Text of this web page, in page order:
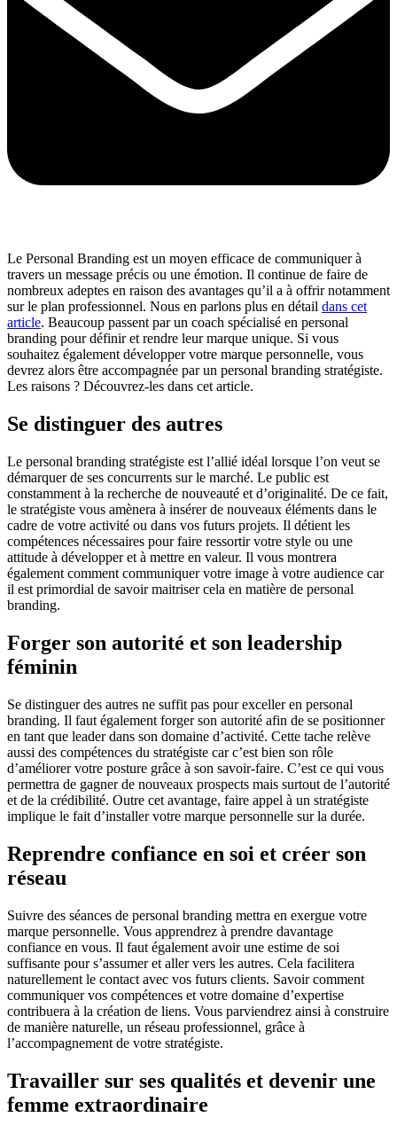
Le Personal Branding est un moyen efficace de communiquer à
travers un message précis ou une émotion. Il continue de faire de
nombreux adeptes en raison des avantages qu’il a à offrir notamment
sur le plan professionnel. Nous en parlons plus en détail dans cet
article. Beaucoup passent par un coach spécialisé en personal
branding pour définir et rendre leur marque unique. Si vous
souhaitez également développer votre marque personnelle, vous
devrez alors être accompagnée par un personal branding stratégiste.
Les raisons ? Découvrez-les dans cet article.
Se distinguer des autres
Le personal branding stratégiste est l’allié idéal lorsque l’on veut se
démarquer de ses concurrents sur le marché. Le public est
constamment à la recherche de nouveauté et d’originalité. De ce fait,
le stratégiste vous amènera à insérer de nouveaux éléments dans le
cadre de votre activité ou dans vos futurs projets. Il détient les
compétences nécessaires pour faire ressortir votre style ou une
attitude à développer et à mettre en valeur. Il vous montrera
également comment communiquer votre image à votre audience car
il est primordial de savoir maitriser cela en matière de personal
branding.
Forger son autorité et son leadership
féminin
Se distinguer des autres ne suffit pas pour exceller en personal
branding. Il faut également forger son autorité afin de se positionner
en tant que leader dans son domaine d’activité. Cette tache relève
aussi des compétences du stratégiste car c’est bien son rôle
d’améliorer votre posture grâce à son savoir-faire. C’est ce qui vous
permettra de gagner de nouveaux prospects mais surtout de l’autorité
et de la crédibilité. Outre cet avantage, faire appel à un stratégiste
implique le fait d’installer votre marque personnelle sur la durée.
Reprendre confiance en soi et créer son
réseau
Suivre des séances de personal branding mettra en exergue votre
marque personnelle. Vous apprendrez à prendre davantage
confiance en vous. Il faut également avoir une estime de soi
suffisante pour s’assumer et aller vers les autres. Cela facilitera
naturellement le contact avec vos futurs clients. Savoir comment
communiquer vos compétences et votre domaine d’expertise
contribuera à la création de liens. Vous parviendrez ainsi à construire
de manière naturelle, un réseau professionnel, grâce à
l’accompagnement de votre stratégiste.
Travailler sur ses qualités et devenir une
femme extraordinaire